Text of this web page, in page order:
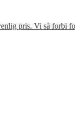
pris. Vi så forbi